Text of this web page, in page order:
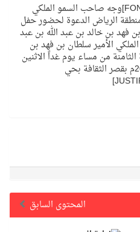
المنتخب السعودي ينافس (64) دولة في أولمبياد الفلك والفيزياء الفلكية الدولي بالهند
كأس العالم للرياضات الإلكترونية: فريق Karmine Corp الفرنسي بطلًا لبطولة Rocket League
[JUSTIFY][B][SIZE=4][FONT=Arial]وجه صاحب السمو الملكي
منطقة الرياض الدعوة لحضور حفل
فهد بن خالد بن عبد الله بن عبد
الأمير سلطان بن فهد بن
من مساء يوم غداً الاثنين
28/10/1432هـ الموافق 26/9/2011م بقصر الثقافة بحي
المحتوى السابق